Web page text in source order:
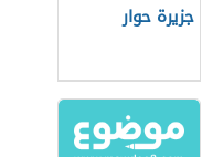
جزيرة حوار